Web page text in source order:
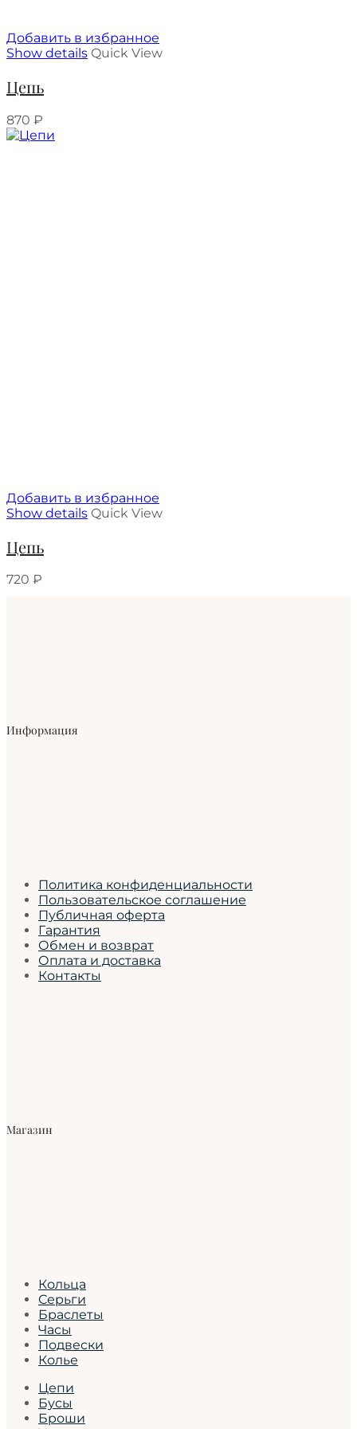
Добавить в избранное
Show details Quick View
Цепь
870 ₽
Добавить в избранное
Show details Quick View
Цепь
720 ₽
Информация
Политика конфиденциальности
Пользовательское соглашение
Публичная оферта
Гарантия
Обмен и возврат
Оплата и доставка
Контакты
Магазин
Кольца
Серьги
Браслеты
Часы
Подвески
Колье
Цепи
Бусы
Броши